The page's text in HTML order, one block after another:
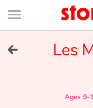
Connexion
Bibliothèque
de
page
Les
Ages 9-